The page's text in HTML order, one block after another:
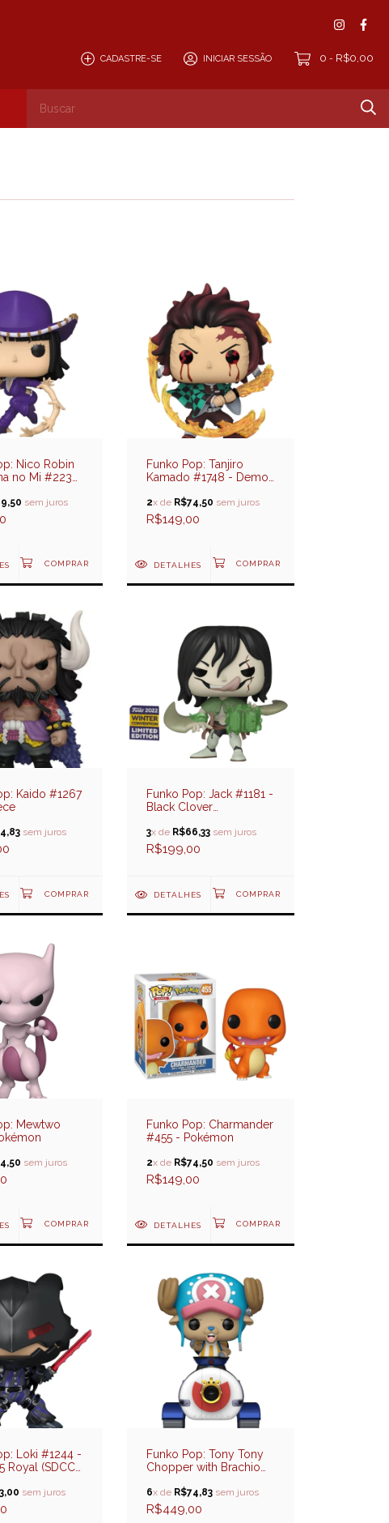
CADASTRE-SE INICIAR SESSÃO 0 - R$0,00
Nico Robin
no Mi #2233
sem juros
Funko Pop: Tanjiro
Kamado #1748 - Demon
2x de R$74,50 sem juros
R$149,00
DETALHES
Kaido #1267
sem juros
Funko Pop: Jack #1181 -
Black Clover
3x de R$66,33sem juros
R$199,00
DETALHES
Mewtwo
sem juros
Funko Pop: Charmander
#455 - Pokémon
2x de R$74,50 sem juros
R$149,00
DETALHES
Loki #1244 -
Royal (SDCC
sem juros
Funko Pop: Tony Tony
Chopper with Brachio
Piece (SDCC 2026
Exclusive)
6x de R$74,83sem juros
R$449,00